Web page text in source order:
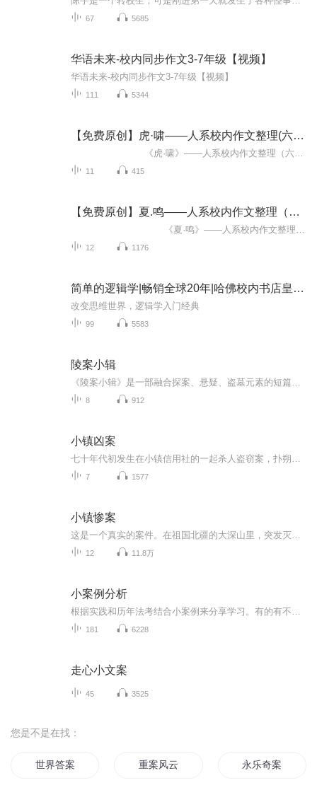
67 5685
华语未来-校内同步作文3-7年级【视频】
华语未来-校内同步作文3-7年级【视频】
111 5344
【免费原创】虎·啸——人系校内作文整理(六上）
11 415
【免费原创】夏.鸣——人系校内作文整理（五下篇）
12 1176
简单的逻辑学|畅销全球20年|哈佛校内书店皇冠书籍
改变思维世界，逻辑学入门经典
99 5583
陵案小辑
8 912
小镇凶案
7 1577
小镇惨案
12 11.8万
小案例分析
181 6228
走心小文案
45 3525
您是不是在找：
世界答案 重案风云 永乐奇案